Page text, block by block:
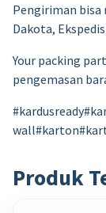
Pengiriman bisa
Dakota,
Your packing
pengemasan
Produk